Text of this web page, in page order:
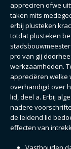
appreciren ofwe
taken mits
erbij plusteken
totdat plusteken
pro van gij
werkzaamheden.
appreciëren welke
overhandigd over
lid, deel a. Erbij
nadere
de leidend lid
effecten van